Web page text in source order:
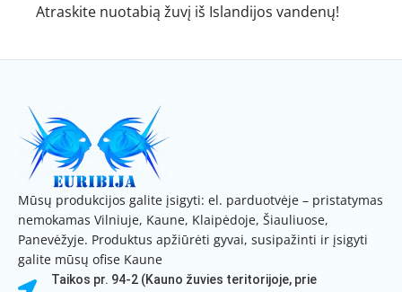
Atraskite nuotabią žuvį iš Islandijos vandenų!
Mūsų produkcijos galite įsigyti: el. parduotvėje – pristatymas
nemokamas Vilniuje, Kaune, Klaipėdoje, Šiauliuose,
Panevėžyje. Produktus apžiūrėti gyvai, susipažinti ir įsigyti
galite mūsų ofise Kaune
Taikos pr. 94-2 (Kauno žuvies teritorijoje, prie